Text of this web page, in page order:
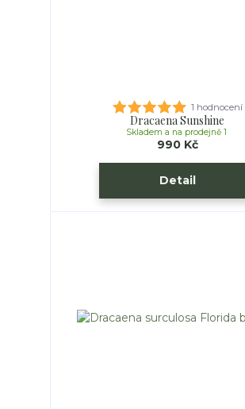
1 hodnocení
Dracaena Sunshine
990 Kč
Skladem a na prodejně 1
Detail